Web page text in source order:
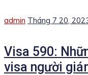
Author
admin Posted
Tháng 7 20,
Visa 590:
visa người